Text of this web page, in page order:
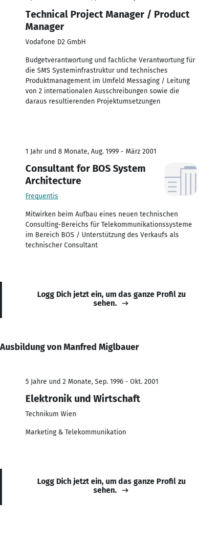
Technical Project Manager / Product
Manager
Vodafone D2 GmbH
Budgetverantwortung und fachliche Verantwortung für
die SMS Systeminfrastruktur und technisches
Produktmanagement im Umfeld Messaging / Leitung
von 2 internationalen Ausschreibungen sowie die
daraus resultierenden Projektumsetzungen
1 Jahr und 8 Monate, Aug. 1999 - März 2001
Consultant for BOS System
Architecture
Frequentis
Mitwirken beim Aufbau eines neuen technischen
Consulting-Bereichs für Telekommunikationssysteme
im Bereich BOS / Unterstützung des Verkaufs als
technischer Consultant
Logg Dich jetzt ein, um das ganze Profil zu
sehen.
Ausbildung von Manfred Miglbauer
5 Jahre und 2 Monate, Sep. 1996 - Okt. 2001
Elektronik und Wirtschaft
Technikum Wien
Marketing & Telekommunikation
Logg Dich jetzt ein, um das ganze Profil zu
sehen.